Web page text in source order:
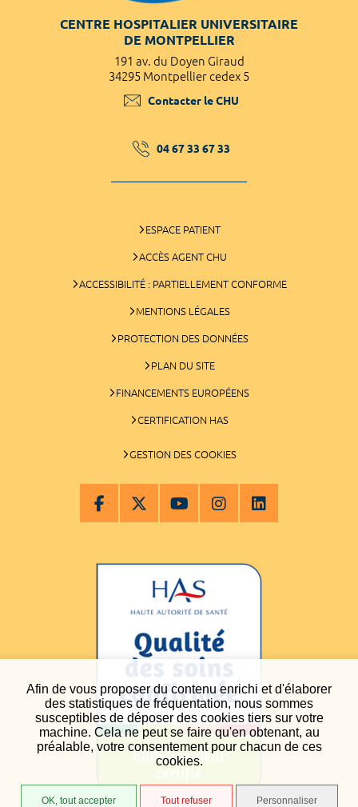
Afin de vous proposer du contenu enrichi et d'élaborer
des statistiques de fréquentation, nous sommes
susceptibles de déposer des cookies tiers sur votre
machine. Cela ne peut se faire qu'en obtenant, au
préalable, votre consentement pour chacun de ces
cookies.
OK, tout accepter Tout refuser Personnaliser
CENTRE HOSPITALIER UNIVERSITAIRE
DE MONTPELLIER
191 av. du Doyen Giraud
34295 Montpellier cedex 5
Contacter le CHU
04 67 33 67 33
ESPACE PATIENT
ACCÈS AGENT CHU
ACCESSIBILITÉ : PARTIELLEMENT CONFORME
MENTIONS LÉGALES
PROTECTION DES DONNÉES
PLAN DU SITE
FINANCEMENTS EUROPÉENS
CERTIFICATION HAS
GESTION DES COOKIES